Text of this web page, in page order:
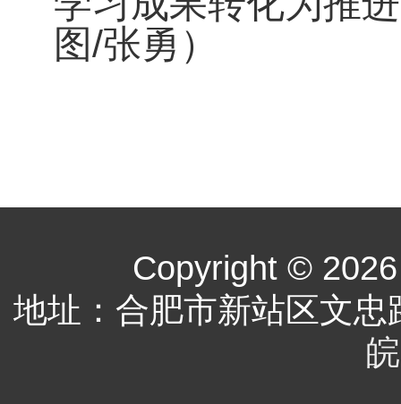
图/张勇）
Copyright ©
地址：合肥市新站区文忠